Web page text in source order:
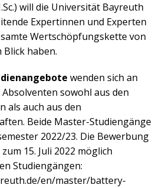
will die Universität Bayreuth
Expertinnen und Experten
Wertschöpfungskette von
Blick haben.
wenden sich an
sowohl aus den
als auch aus den
Beide Master-Studiengänge
2022/23. Die Bewerbung
15. Juli 2022 möglich
Studiengängen:
en/master/battery-